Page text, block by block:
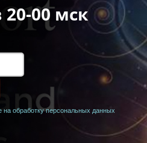
20-00 мск
на обработку персональных данных